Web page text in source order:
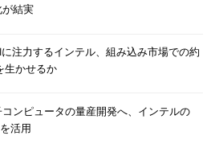
が結実
注力するインテル、組み込み市場での約
生かせるか
ンピュータの量産開発へ、インテルの
活用